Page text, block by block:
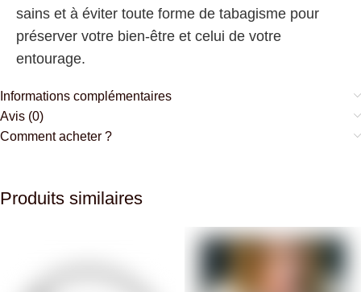
sains et à éviter toute forme de tabagisme pour
préserver votre bien-être et celui de votre
entourage.
Informations complémentaires
Avis (0)
Comment acheter ?
Produits similaires